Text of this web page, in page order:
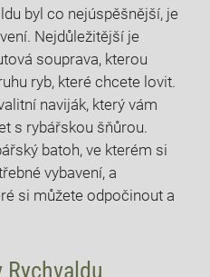
byl co nejúspěšnější, je
Nejdůležitější je⁤
souprava, kterou
ryb, které chcete lovit.
naviják, který vám
s rybářskou šňůrou.
batoh, ve kterém si
vybavení, a
si můžete odpočinout a
Rychvaldu